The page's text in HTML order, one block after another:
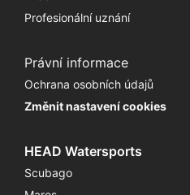
Profesionální uznání
Právní informace
Ochrana osobních údajů
Změnit nastavení cookies
HEAD Watersports
Scubago